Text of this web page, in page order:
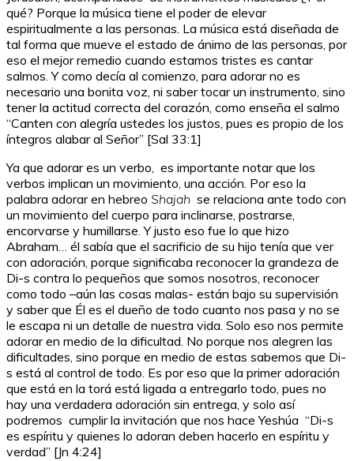
qué? Porque la música tiene el poder de elevar
espiritualmente a las personas. La música está diseñada de
tal forma que mueve el estado de ánimo de las personas, por
eso el mejor remedio cuando estamos tristes es cantar
salmos. Y como decía al comienzo, para adorar no es
necesario una bonita voz, ni saber tocar un instrumento, sino
tener la actitud correcta del corazón, como enseña el salmo
“Canten con alegría ustedes los justos, pues es propio de los
íntegros alabar al Señor” [Sal 33:1]
Ya que adorar es un verbo, es importante notar que los
verbos implican un movimiento, una acción. Por eso la
palabra adorar en hebreo Shajah se relaciona ante todo con
un movimiento del cuerpo para inclinarse, postrarse,
encorvarse y humillarse. Y justo eso fue lo que hizo
Abraham… él sabía que el sacrificio de su hijo tenía que ver
con adoración, porque significaba reconocer la grandeza de
Di-s contra lo pequeños que somos nosotros, reconocer
como todo –aún las cosas malas- están bajo su supervisión
y saber que Él es el dueño de todo cuanto nos pasa y no se
le escapa ni un detalle de nuestra vida. Solo eso nos permite
adorar en medio de la dificultad. No porque nos alegren las
dificultades, sino porque en medio de estas sabemos que Di-
s está al control de todo. Es por eso que la primer adoración
que está en la torá está ligada a entregarlo todo, pues no
hay una verdadera adoración sin entrega, y solo así
podremos cumplir la invitación que nos hace Yeshúa “Di-s
es espíritu y quienes lo adoran deben hacerlo en espíritu y
verdad” [Jn 4:24]